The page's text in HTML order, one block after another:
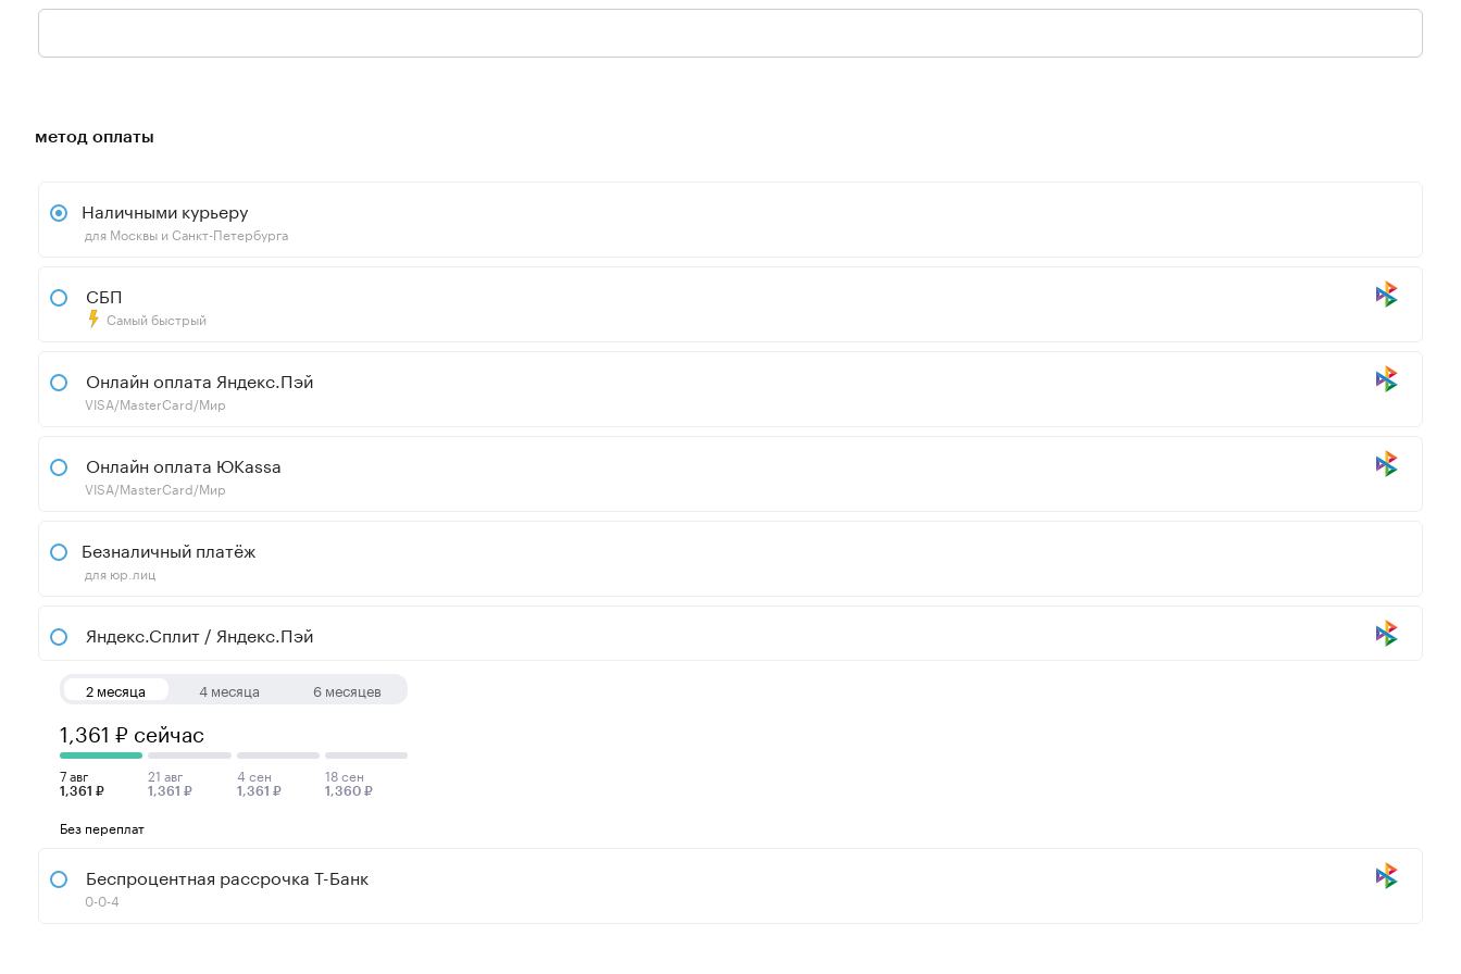
метод оплаты
Наличными курьеру
для Москвы и Санкт-Петербурга
СБП
Самый быстрый
Онлайн оплата Яндекс.Пэй
VISA/MasterCard/Мир
Онлайн оплата ЮKassa
VISA/MasterCard/Мир
Безналичный платёж
для юр.лиц
Яндекс.Сплит / Яндекс.Пэй
2 месяца 4 месяца 6 месяцев
1,361 ₽ сейчас
7 авг
1,361 ₽
21 авг
1,361 ₽
4 сен
1,361 ₽
18 сен
1,360 ₽
Без переплат
Беспроцентная рассрочка Т-Банк
0-0-4